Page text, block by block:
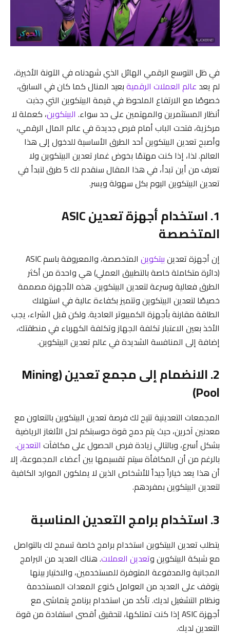
في ظل التوسع الرقمي الهائل الذي شهدناه في الآونة الأخيرة،
لم يعد عالم العملات الرقميةبعيد المنال كما كان في السابق،
خصوصًا مع الارتفاع الملحوظ في قيمة البيتكوين التي جذبت
أنظار المستثمرين والمهتمين على حد سواء. البيتكوين، كعملة لا
مركزية، فتحت الباب أمام فرص جديدة في عالم المال الرقمي،
وأصبح تعدين البيتكوين أحد الطرق الأساسية للدخول إلى هذا
العالم. لذا، إذا كنت مهتمًا بخوض غمار تعدين البيتكوين ولا
تعرف من أين تبدأ، في هذا المقال سنقدم لك 5 طرق لتبدأ في
تعدين البيتكوين اليوم بكل سهولة ويسر.
1. استخدام أجهزة تعدين ASIC
المتخصصة
إن أجهزة تعدينبيتكوين
المتخصصة، والمعروفة باسم ASIC
(دائرة متكاملة خاصة بالتطبيق العملي) هي واحدة من أكثر
الطرق فعالية وسرعة لتعدين البيتكوين. هذه الأجهزة مصممة
خصيصًا لتعدين البيتكوين وتتميز بكفاءة عالية في استهلاك
الطاقة مقارنة بأجهزة الكمبيوتر العادية. ولكن قبل الشراء، يجب
الأخذ بعين الاعتبار تكلفة الجهاز وتكلفة الكهرباء في منطقتك،
إضافة إلى المنافسة الشديدة في عالم تعدين البيتكوين.
2. الانضمام إلى مجمع تعدين (Mining
Pool)
المجمعات التعدينية تتيح لك فرصة تعدين البيتكوين بالتعاون مع
معدنين آخرين، حيث يتم دمج قوة حوسبتكم لحل الألغاز الرياضية
بشكل أسرع، وبالتالي زيادة فرص الحصول على مكافآت التعدين.
بالرغم من أن المكافأة سيتم تقسيمها بين أعضاء المجموعة، إلا
أن هذا يعد خياراً جيداً للأشخاص الذين لا يملكون الموارد الكافية
لتعدين البيتكوين بمفردهم.
3. استخدام برامج التعدين المناسبة
يتطلب تعدين البيتكوين استخدام برامج خاصة تسمح لك بالتواصل
مع شبكة البيتكوين وتعدين العملات. هناك العديد من البرامج
المجانية والمدفوعة المتوفرة للمستخدمين، والاختيار بينها
يتوقف على العديد من العوامل كنوع المعدات المستخدمة
ونظام التشغيل لديك. تأكد من استخدام برنامج يتماشى مع
أجهزة ASIC إذا كنت تمتلكها، لتحقيق أقصى استفادة من قوة
التعدين لديك.